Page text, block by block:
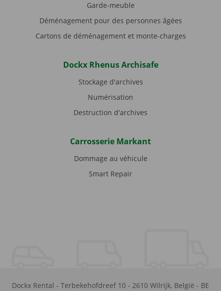
Garde-meuble
Déménagement pour des personnes âgées
Cartons de déménagement et monte-charges
Dockx Rhenus Archisafe
Stockage d'archives
Numérisation
Destruction d'archives
Carrosserie Markant
Dommage au véhicule
Smart Repair
Dockx Rental - Terbekehofdreef 10 - 2610 Wilrijk, België - BE